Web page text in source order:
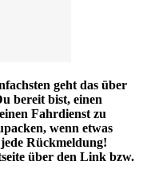
geht das über
bereit bist, einen
Fahrdienst zu
wenn etwas
Rückmeldung!
über den Link bzw.